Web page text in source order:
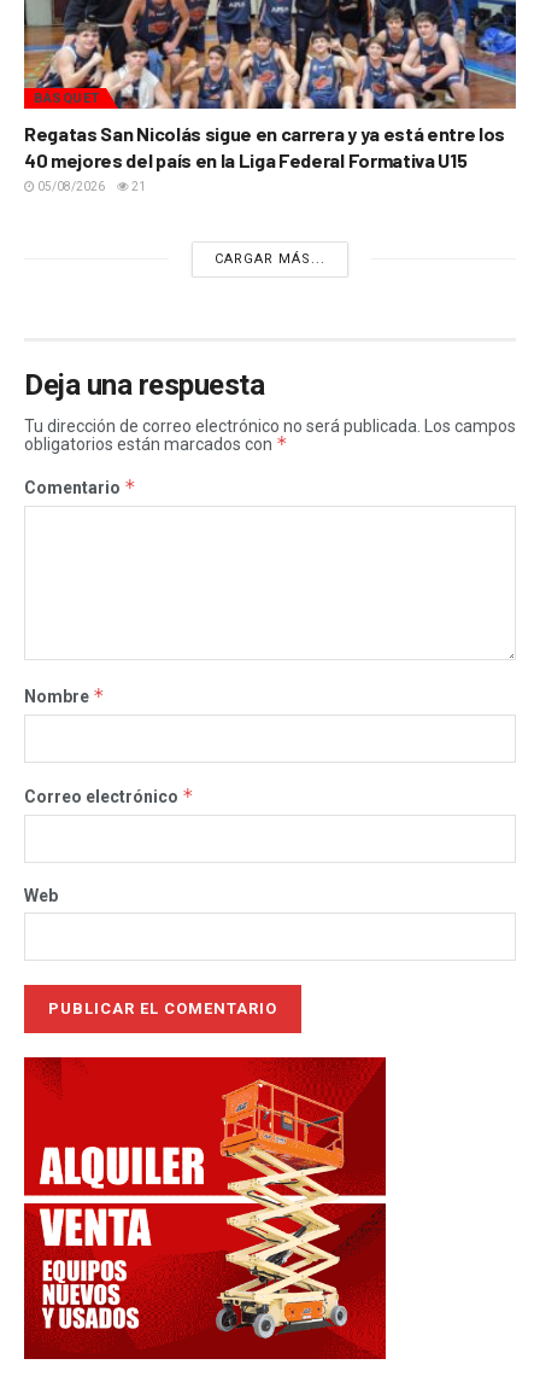
BÁSQUET
Regatas San Nicolás sigue en carrera y ya está entre los
40 mejores del país en la Liga Federal Formativa U15
05/08/2026 21
CARGAR MÁS...
Deja una respuesta
Tu dirección de correo electrónico no será publicada.
Los campos
obligatorios están marcados con *
Comentario *
Nombre *
Correo electrónico *
Web